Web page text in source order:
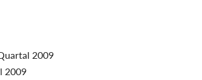
2009
2009